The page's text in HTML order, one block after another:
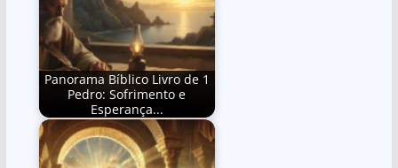
Panorama Bíblico Livro de 1
Pedro: Sofrimento e
Esperança...